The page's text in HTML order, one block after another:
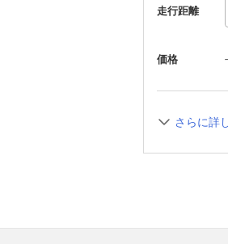
走行距離
価格
さらに詳